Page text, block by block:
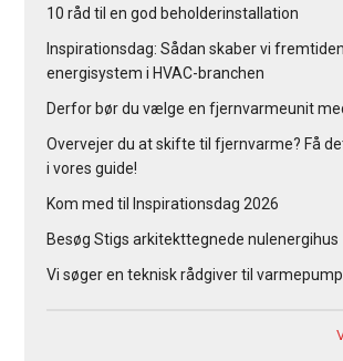
10 råd til en god beholderinstallation
Inspirationsdag: Sådan skaber vi
energisystem i HVAC-branchen
Derfor bør du vælge en fjernvarmeunit
Overvejer du at skifte til fjernvarme? Få
i vores guide!
Kom med til Inspirationsdag 2026
Besøg Stigs arkitekttegnede nulenergihus
Vi søger en teknisk rådgiver til